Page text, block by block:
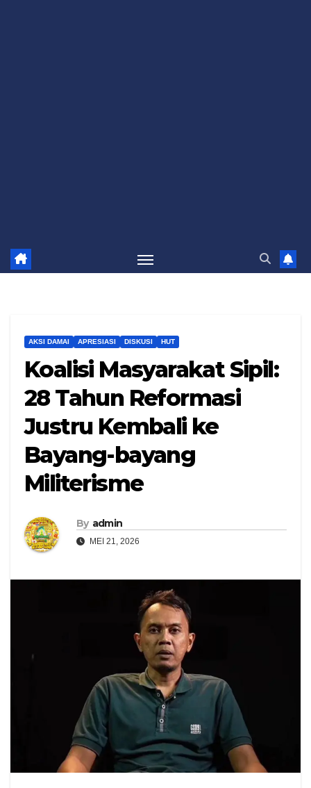
AKSI DAMAI APRESIASI DISKUSI HUT
Koalisi Masyarakat Sipil:
28 Tahun Reformasi
Justru Kembali ke
Bayang-bayang
Militerisme
By admin
MEI 21, 2026